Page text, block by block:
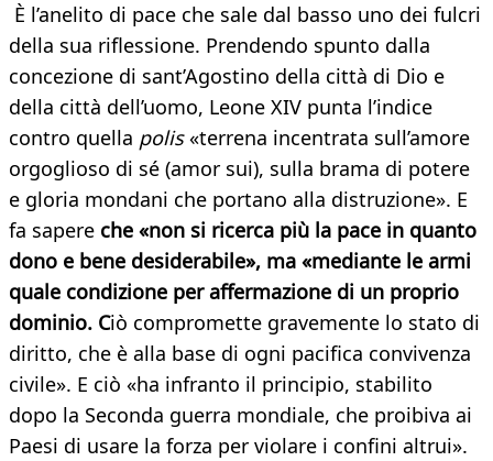
È l’anelito di pace che sale dal basso uno dei fulcri
della sua riflessione. Prendendo spunto dalla
concezione di sant’Agostino della città di Dio e
della città dell’uomo, Leone XIV punta l’indice
contro quella polis«terrena incentrata sull’amore
orgoglioso di sé (amor sui), sulla brama di potere
e gloria mondani che portano alla distruzione». E
fa sapere che «non si ricerca più la pace in quanto
dono e bene desiderabile», ma «mediante le armi
quale condizione per affermazione di un proprio
dominio. Ciò compromette gravemente lo stato di
diritto, che è alla base di ogni pacifica convivenza
civile». E ciò «ha infranto il principio, stabilito
dopo la Seconda guerra mondiale, che proibiva ai
Paesi di usare la forza per violare i confini altrui».